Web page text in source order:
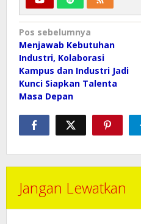
Navigasi
pos
Pos sebelumnya
Menjawab Kebutuhan
Industri, Kolaborasi
Kampus dan Industri Jadi
Kunci Siapkan Talenta
Masa Depan
Jangan Lewatkan